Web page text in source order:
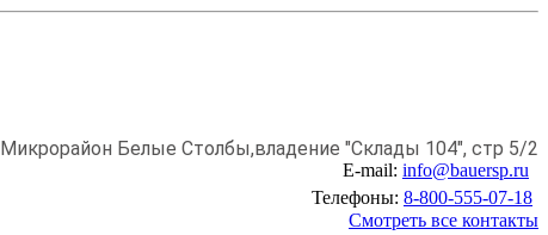
Микрорайон Белые Столбы,владение "Склады 104", стр 5/2
E-mail: info@bauersp.ru
Телефоны: 8-800-555-07-18
Смотреть все контакты